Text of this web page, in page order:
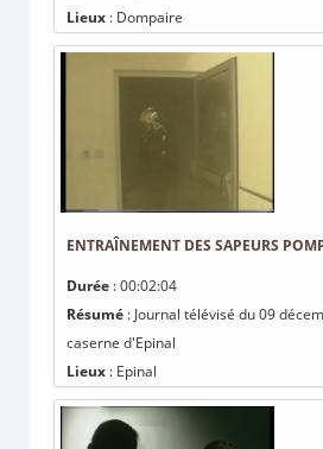
Lieux : Dompaire
ENTRAÎNEMENT DES SAPEURS
Durée : 00:02:04
Résumé : Journal télévisé du 09
caserne d'Epinal
Lieux : Epinal